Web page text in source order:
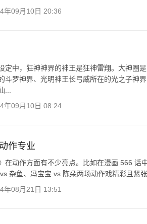
年09月10日 20:36
定中，狂神神界的神王是狂神雷翔。大神圈
斗罗神界、光明神王长弓威所在的光之子神
...
年09月10日 08:24
作专业
在动作方面有不少亮点。比如在漫画 566
杂鱼、冯宝宝 vs 陈朵两场动作戏精彩且紧
年08月21日 13:51